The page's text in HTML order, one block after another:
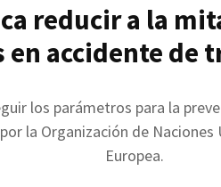
reducir a la
accidente de
los parámetros para la
la Organización de Naciones
Europea.